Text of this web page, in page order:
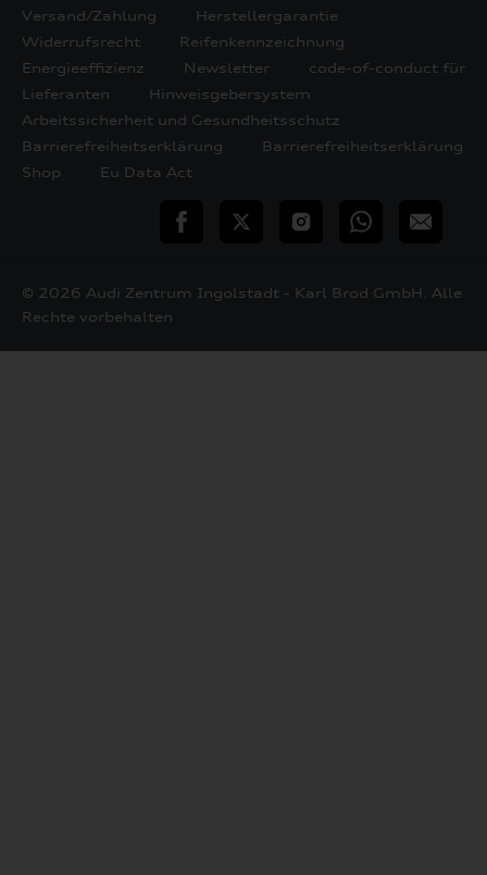
Versand/Zahlung
Herstellergarantie
Widerrufsrecht
Reifenkennzeichnung
Energieeffizienz
Newsletter
code-of-conduct für
Lieferanten
Hinweisgebersystem
Arbeitssicherheit und Gesundheitsschutz
Barrierefreiheitserklärung
Barrierefreiheitserklärung
Shop
Eu Data Act
teilen Twitter InstagramWhatsApp
E-
© 2026 Audi Zentrum Ingolstadt - Karl Brod GmbH. Alle
Rechte vorbehalten